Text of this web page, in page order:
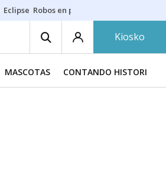
Eclipse Robos en playas
Kiosko
MASCOTAS CONTANDO HISTORIAS